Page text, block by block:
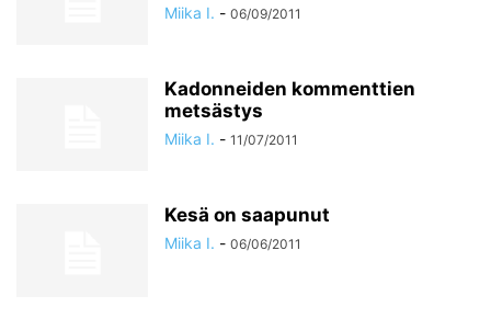
Miika I. - 06/09/2011
Kadonneiden kommenttien
metsästys
Miika I. - 11/07/2011
Kesä on saapunut
Miika I. - 06/06/2011